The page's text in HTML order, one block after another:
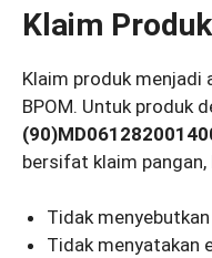
Klaim
Klaim produk menjadi
BPOM. Untuk produk
bersifat klaim pangan,
Tidak
Tidak menyatakan